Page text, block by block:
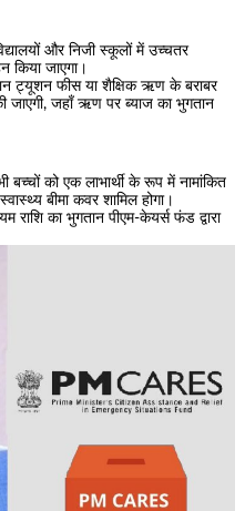
और निजी स्कूलों में उच्चतर
किया जाएगा।
ट्यूशन फीस या शैक्षिक ऋण के बराबर
जाएगी, जहाँ ऋण पर ब्याज का भुगतान
को एक लाभार्थी के रूप में नामांकित
बीमा कवर शामिल होगा।
राशि का भुगतान पीएम-केयर्स फंड द्वारा